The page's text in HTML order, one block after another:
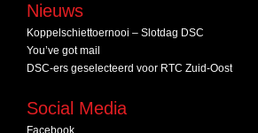
Nieuws
Koppelschiettoernooi – Slotdag DSC
You’ve got mail
DSC‑ers geselecteerd voor RTC Zuid‑Oost
Social Media
Facebook